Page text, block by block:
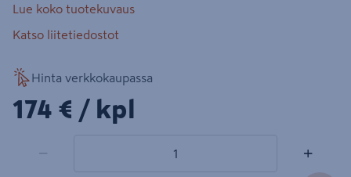
Lue koko tuotekuvaus
Katso liitetiedostot
Hinta verkkokaupassa
174€/kpl
174 € / kpl
− +